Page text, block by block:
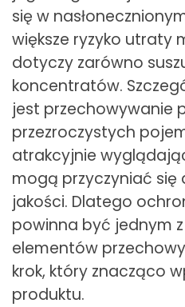
się w
większe ryzyko utraty
dotyczy zarówno
koncentratów.
jest przechowywanie
przezroczystych
atrakcyjnie
mogą przyczyniać się
jakości. Dlatego
powinna być jednym
elementów
krok, który znacząco
produktu.